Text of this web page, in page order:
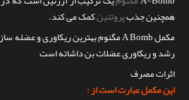
همچنین جذبپروتئینکمک می کند.
رشد و ریکاوری عضلات بن داشاته است
اثرات مصرف
این مکمل عبارت است از :